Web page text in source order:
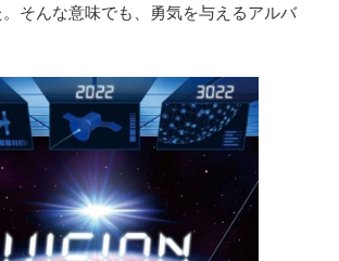
そんな意味でも、勇気を与えるアルバ